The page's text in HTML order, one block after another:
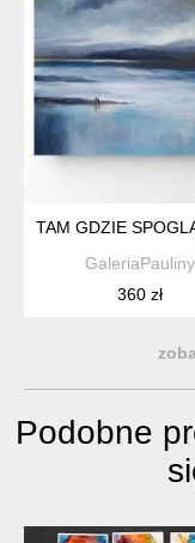
TAM GDZIE
GaleriaPauliny
360 zł
Podobne